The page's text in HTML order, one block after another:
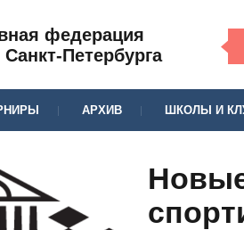
федерация
Петербурга
АРХИВ ШКОЛЫ И